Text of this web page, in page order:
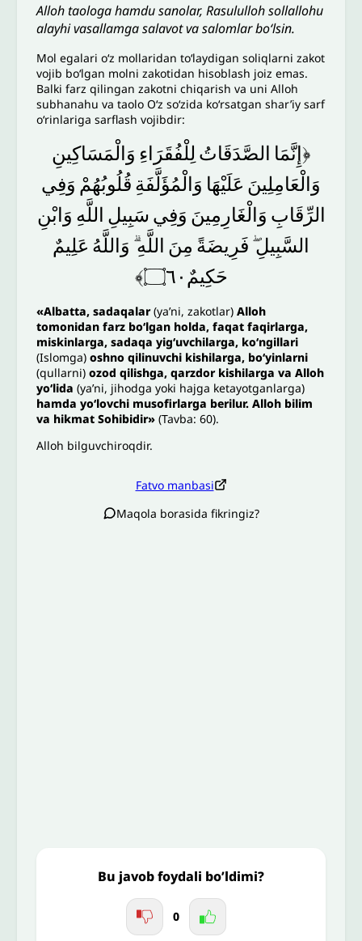
Alloh taologa hamdu sanolar, Rasululloh sollallohu
alayhi vasallamga salavot va salomlar bo‘lsin.
Mol egalari o‘z mollaridan to‘laydigan soliqlarni zakot
vojib bo‘lgan molni zakotidan hisoblash joiz emas.
Balki farz qilingan zakotni chiqarish va uni Alloh
subhanahu va taolo O‘z so‘zida ko‘rsatgan shar’iy sarf
o‘rinlariga sarflash vojibdir:
﴿إِنَّمَا الصَّدَقَاتُ لِلْفُقَرَاءِ وَالْمَسَاكِينِ
وَالْعَامِلِينَ عَلَيْهَا وَالْمُؤَلَّفَةِ قُلُوبُهُمْ وَفِي
الرِّقَابِ وَالْغَارِمِينَ وَفِي سَبِيلِ اللَّهِ وَابْنِ
السَّبِيلِ فَرِيضَةً مِنَ اللَّهِ وَاللَّهُ عَلِيمٌ
حَكِيمٌ۝٦٠﴾
«Albatta, sadaqalar(ya’ni, zakotlar) Alloh
tomonidan farz bo‘lgan holda, faqat faqirlarga,
miskinlarga, sadaqa yig‘uvchilarga, ko‘ngillari
(Islomga) oshno qilinuvchi kishilarga, bo‘yinlarni
(qullarni) ozod qilishga, qarzdor kishilarga va Alloh
yo‘lida(ya’ni, jihodga yoki hajga ketayotganlarga)
hamda yo‘lovchi musofirlarga berilur. Alloh bilim
va hikmat Sohibidir» (Tavba: 60).
Alloh bilguvchiroqdir.
Fatvo manbasi
Maqola borasida fikringiz?
Bu javob foydali bo’ldimi?
0